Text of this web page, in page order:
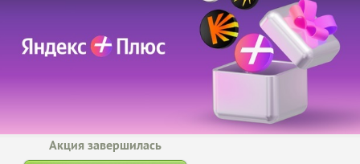
Акция завершилась